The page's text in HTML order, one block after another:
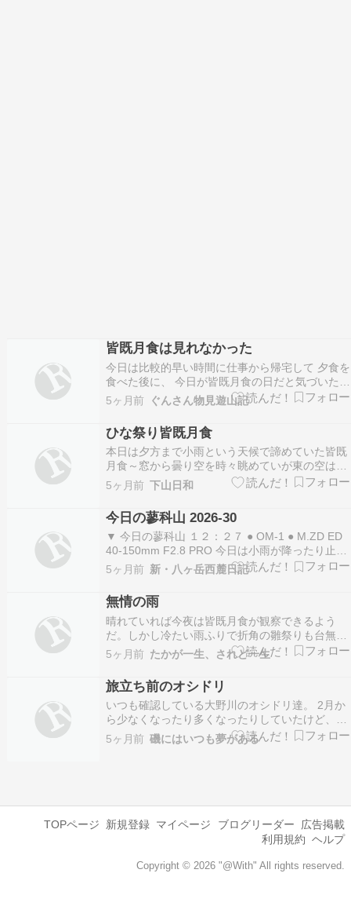
皆既月食は見れなかった
今日は比較的早い時間に仕事から帰宅して 夕食を
食べた後に、 今日が皆既月食の日だと気づいた。
日中は天気が悪くとても月が見えそうな感じでは
なかったが、 雨もやみもしかしたら見えるか？
とちょっと遅ればせながら外に出てみたが 雲はわ
ずかに切れ間があるくらいで相変わらず曇り空。
残念…
5ヶ月前 ぐんさん物見遊山記
ひな祭り皆既月食
本日は夕方まで小雨という天候で諦めていた皆既
月食～窓から曇り空を時々眺めていが東の空は意
地悪なほど厚い雲～！ところが、あるタイミング
にはしっかり月が姿を見せてくれた（午後8時
半）手持ち撮影でブレブレだがご容赦下さい（午
後９時）以上、山口盆地からお伝えしました
（笑）
5ヶ月前 下山日和
今日の蓼科山 2026-30
▼ 今日の蓼科山 １２：２７ ● OM-1 ● M.ZD ED
40-150mm F2.8 PRO 今日は小雨が降ったり止ん
だりで 最高気温は７．９℃（２：２０） 最低気
温は１８時現在２．７℃ と徐々に低下していま
す。 今日は皆既月食ですが チャンスはなさそう
です。
5ヶ月前 新・八ヶ岳西麓日記
無情の雨
晴れていれば今夜は皆既月食が観察できるよう
だ。しかし冷たい雨ふりで折角の雛祭りも台無し
となって可哀そうな1日。外国からもきな臭い話
ばかりで面白くでもない。特にフランスのマクロ
ン大統領閣下、何をどう考えたか知らぬが「これ
からは核戦争の時代」とかで核爆弾の増産に踏み
切るとのこと。北…
5ヶ月前 たかが一生、されど一生
旅立ち前のオシドリ
いつも確認している大野川のオシドリ達。 2月か
ら少なくなったり多くなったりしていたけど、こ
こ数日少ない。 個別に旅立っている感じですが、
いよいよ終盤が近いかな？ カワアイサも昨日は
5ヶ月前 磯にはいつも夢がある
TOPページ 新規登録 マイページ ブログリーダー
広告掲載
利用規約 ヘルプ
Copyright © 2026 "@With" All rights reserved.